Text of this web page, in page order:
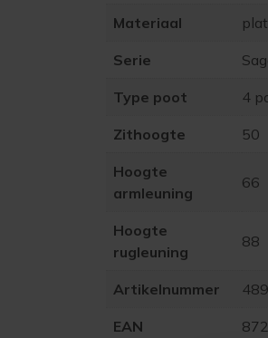
Materiaal
Serie
Type poot 4
Zithoogte 50
Hoogte
armleuning
66
Hoogte
rugleuning
88
Artikelnummer
EAN